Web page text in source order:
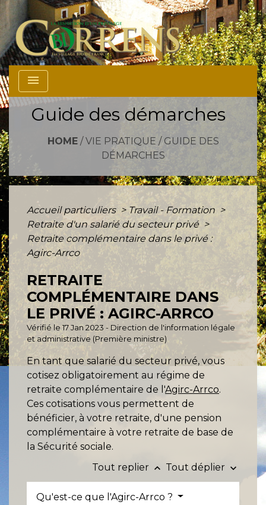
menu
Guide des démarches
HOME/ VIE PRATIQUE / GUIDE DES
DÉMARCHES
Accueil particuliers > Travail - Formation >
Retraite d'un salarié du secteur privé >
Retraite complémentaire dans le privé :
Agirc-Arrco
RETRAITE
COMPLÉMENTAIRE DANS
LE PRIVÉ : AGIRC-ARRCO
Vérifié le 17 Jan 2023 - Direction de l'information légale
et administrative (Première ministre)
En tant que salarié du secteur privé, vous
cotisez obligatoirement au régime de
retraite complémentaire de l'Agirc-Arrco.
Ces cotisations vous permettent de
bénéficier, à votre retraite, d'une pension
complémentaire à votre retraite de base de
la Sécurité sociale.
Tout replier keyboard_arrow_up Tout déplier keyboard_arrow_down
Qu'est-ce que l'Agirc-Arrco ?